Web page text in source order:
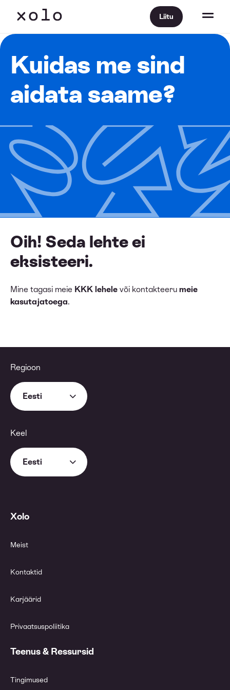
Liitu
Kuidas me sind
aidata saame?
Oih! Seda lehte ei
eksisteeri.
Mine tagasi meie KKK lehele või kontakteeru meie
kasutajatoega.
Regioon
Eesti
Keel
Eesti
Xolo
Meist
Kontaktid
Karjäärid
Privaatsuspoliitika
Teenus & Ressursid
Tingimused